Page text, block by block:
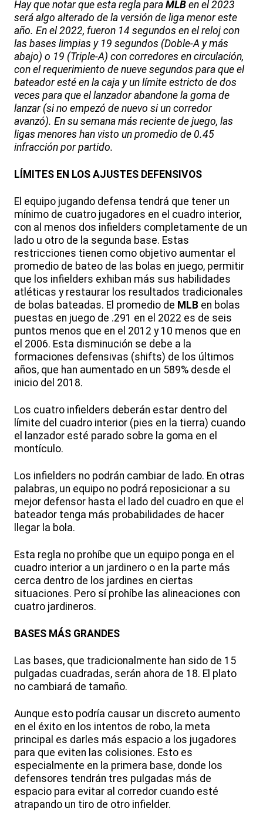
Hay que notar que esta regla para MLB en el 2023
será algo alterado de la versión de liga menor este
año. En el 2022, fueron 14 segundos en el reloj con
las bases limpias y 19 segundos (Doble-A y más
abajo) o 19 (Triple-A) con corredores en circulación,
con el requerimiento de nueve segundos para que el
bateador esté en la caja y un límite estricto de dos
veces para que el lanzador abandone la goma de
lanzar (si no empezó de nuevo si un corredor
avanzó). En su semana más reciente de juego, las
ligas menores han visto un promedio de 0.45
infracción por partido.
LÍMITES EN LOS AJUSTES DEFENSIVOS
El equipo jugando defensa tendrá que tener un
mínimo de cuatro jugadores en el cuadro interior,
con al menos dos infielders completamente de un
lado u otro de la segunda base. Estas
restricciones tienen como objetivo aumentar el
promedio de bateo de las bolas en juego, permitir
que los infielders exhiban más sus habilidades
atléticas y restaurar los resultados tradicionales
de bolas bateadas. El promedio de MLB en bolas
puestas en juego de .291 en el 2022 es de seis
puntos menos que en el 2012 y 10 menos que en
el 2006. Esta disminución se debe a la
formaciones defensivas (shifts) de los últimos
años, que han aumentado en un 589% desde el
inicio del 2018.
Los cuatro infielders deberán estar dentro del
límite del cuadro interior (pies en la tierra) cuando
el lanzador esté parado sobre la goma en el
montículo.
Los infielders no podrán cambiar de lado. En otras
palabras, un equipo no podrá reposicionar a su
mejor defensor hasta el lado del cuadro en que el
bateador tenga más probabilidades de hacer
llegar la bola.
Esta regla no prohíbe que un equipo ponga en el
cuadro interior a un jardinero o en la parte más
cerca dentro de los jardines en ciertas
situaciones. Pero sí prohíbe las alineaciones con
cuatro jardineros.
BASES MÁS GRANDES
Las bases, que tradicionalmente han sido de 15
pulgadas cuadradas, serán ahora de 18. El plato
no cambiará de tamaño.
Aunque esto podría causar un discreto aumento
en el éxito en los intentos de robo, la meta
principal es darles más espacio a los jugadores
para que eviten las colisiones. Esto es
especialmente en la primera base, donde los
defensores tendrán tres pulgadas más de
espacio para evitar al corredor cuando esté
atrapando un tiro de otro infielder.